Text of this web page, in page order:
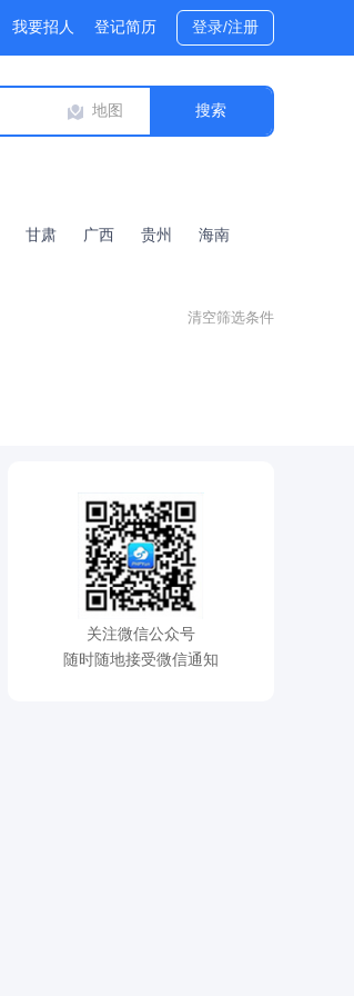
我要招人 登记简历 登录/注册
地图
甘肃 广西 贵州
海南
清空筛选条件
关注微信公众号
随时随地接受微信通知